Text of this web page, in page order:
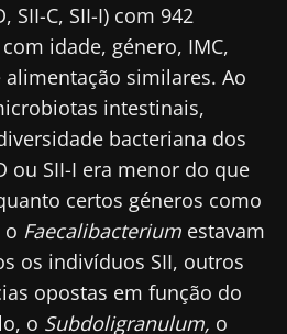
SII-C, SII-I) com 942
idade, género, IMC,
similares. Ao
intestinais,
bacteriana dos
ou SII-I era menor do que
certos géneros como
o Faecalibacterium estavam
os indivíduos SII, outros
opostas em função do
o Subdoligranulum, o